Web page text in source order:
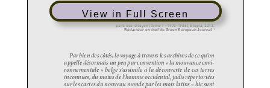
View in Full Screen